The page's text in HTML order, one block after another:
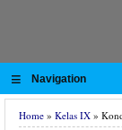
≡ Navigation
Home » Kelas IX »